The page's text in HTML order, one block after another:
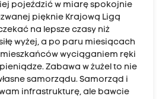
pojeździć w miarę spokojnie
pięknie Krajową Ligą
na lepsze czasy niż
wyżej, a po paru miesiącach
wyciąganiem ręki
Zabawa w żużel to nie
samorządu. Samorząd i
infrastrukturę, ale bawcie